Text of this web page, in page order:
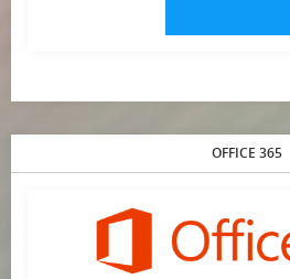
OFFICE 365